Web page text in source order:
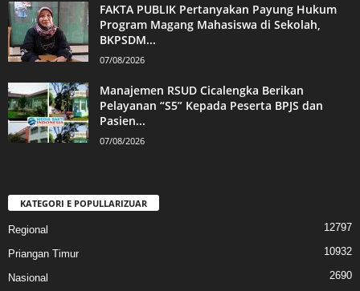
FAKTA PUBLIK Pertanyakan Payung Hukum
Program Magang Mahasiswa di Sekolah,
BKPSDM...
07/08/2026
Manajemen RSUD Cicalengka Berikan
Pelayanan “S5” Kepada Peserta BPJS dan
Pasien...
07/08/2026
KATEGORI E POPULLARIZUAR
Regional 12797
Priangan Timur 10932
Nasional 2690